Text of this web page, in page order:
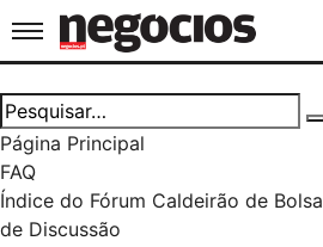
Jornal de Negócios
Página Principal
FAQ
Índice do Fórum Caldeirão de Bolsa
de Discussão